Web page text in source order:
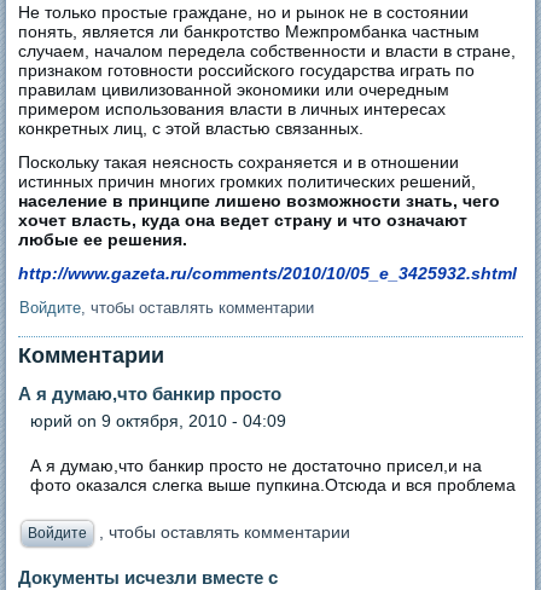
Не только простые граждане, но и рынок не в состоянии
понять, является ли банкротство Межпромбанка частным
случаем, началом передела собственности и власти в стране,
признаком готовности российского государства играть по
правилам цивилизованной экономики или очередным
примером использования власти в личных интересах
конкретных лиц, с этой властью связанных.
Поскольку такая неясность сохраняется и в отношении
истинных причин многих громких политических решений,
население в принципе лишено возможности знать, чего
хочет власть, куда она ведет страну и что означают
любые ее решения.
http://www.gazeta.ru/comments/2010/10/05_e_3425932.shtml
Войдите , чтобы оставлять комментарии
Комментарии
А я думаю,что банкир просто
юрий on 9 октября, 2010 - 04:09
А я думаю,что банкир просто не достаточно присел,и на
фото оказался слегка выше пупкина.Отсюда и вся проблема
Войдите , чтобы оставлять комментарии
Документы исчезли вместе с